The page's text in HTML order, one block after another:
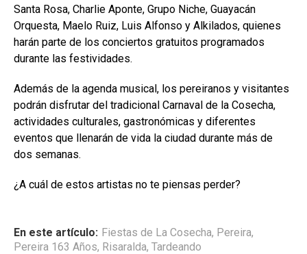
Santa Rosa, Charlie Aponte, Grupo Niche, Guayacán
Orquesta, Maelo Ruiz, Luis Alfonso y Alkilados, quienes
harán parte de los conciertos gratuitos programados
durante las festividades.
Además de la agenda musical, los pereiranos y visitantes
podrán disfrutar del tradicional Carnaval de la Cosecha,
actividades culturales, gastronómicas y diferentes
eventos que llenarán de vida la ciudad durante más de
dos semanas.
¿A cuál de estos artistas no te piensas perder?
En este artículo: Fiestas de La Cosecha, Pereira,
Pereira 163 Años, Risaralda, Tardeando